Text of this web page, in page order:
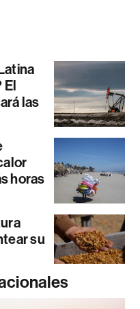
El
las
horas
su